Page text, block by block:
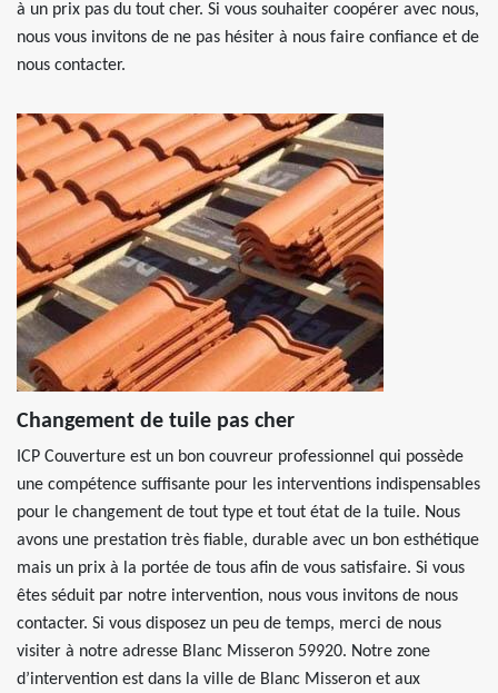
à un prix pas du tout cher. Si vous souhaiter coopérer avec nous,
nous vous invitons de ne pas hésiter à nous faire confiance et de
nous contacter.
Changement de tuile pas cher
ICP Couverture est un bon couvreur professionnel qui possède
une compétence suffisante pour les interventions indispensables
pour le changement de tout type et tout état de la tuile. Nous
avons une prestation très fiable, durable avec un bon esthétique
mais un prix à la portée de tous afin de vous satisfaire. Si vous
êtes séduit par notre intervention, nous vous invitons de nous
contacter. Si vous disposez un peu de temps, merci de nous
visiter à notre adresse Blanc Misseron 59920. Notre zone
d’intervention est dans la ville de Blanc Misseron et aux